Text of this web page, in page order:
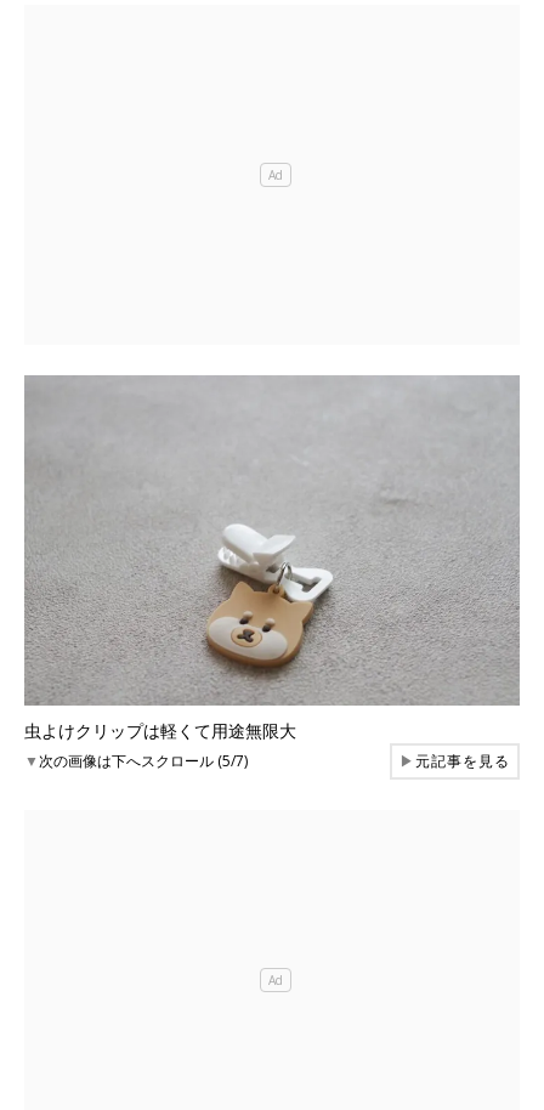
虫よけクリップは軽くて用途無限大
▼次の画像は下へスクロール (5/7) ▶元記事を見る